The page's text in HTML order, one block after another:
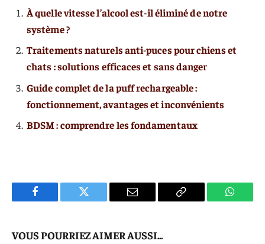
À quelle vitesse l’alcool est-il éliminé de notre
système ?
Traitements naturels anti-puces pour chiens et
chats : solutions efficaces et sans danger
Guide complet de la puff rechargeable :
fonctionnement, avantages et inconvénients
BDSM : comprendre les fondamentaux
Facebook Twitter
E-
Copier
VOUS POURRIEZ AIMER AUSSI...